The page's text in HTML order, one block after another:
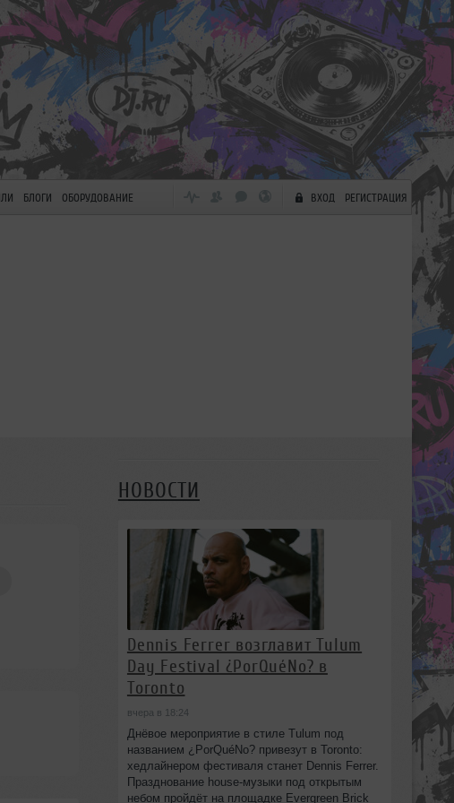
БЛОГИ ОБОРУДОВАНИЕ ВХОД РЕГИСТРАЦИЯ
НОВОСТИ
Dennis Ferrer возглавит Tulum
Day Festival ¿PorQuéNo? в
Toronto
вчера в 18:24
Днёвое мероприятие в стиле Tulum под
названием ¿PorQuéNo? привезут в Toronto:
хедлайнером фестиваля станет Dennis Ferrer.
Празднование house-музыки под открытым
небом пройдёт на площадке Evergreen Brick